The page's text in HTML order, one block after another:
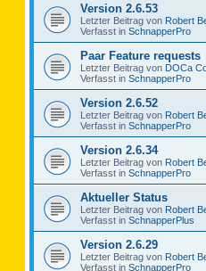
Version 2.6.53
Letzter Beitrag von Robert
Verfasst in SchnapperPro
Paar Feature requests
Letzter Beitrag von DOCa
Verfasst in SchnapperPro
Version 2.6.52
Letzter Beitrag von Robert
Verfasst in SchnapperPro
Version 2.6.34
Letzter Beitrag von Robert
Verfasst in SchnapperPro
Aktueller Status
Letzter Beitrag von Robert
Verfasst in SchnapperPlus
Version 2.6.29
Letzter Beitrag von Robert
Verfasst in SchnapperPro